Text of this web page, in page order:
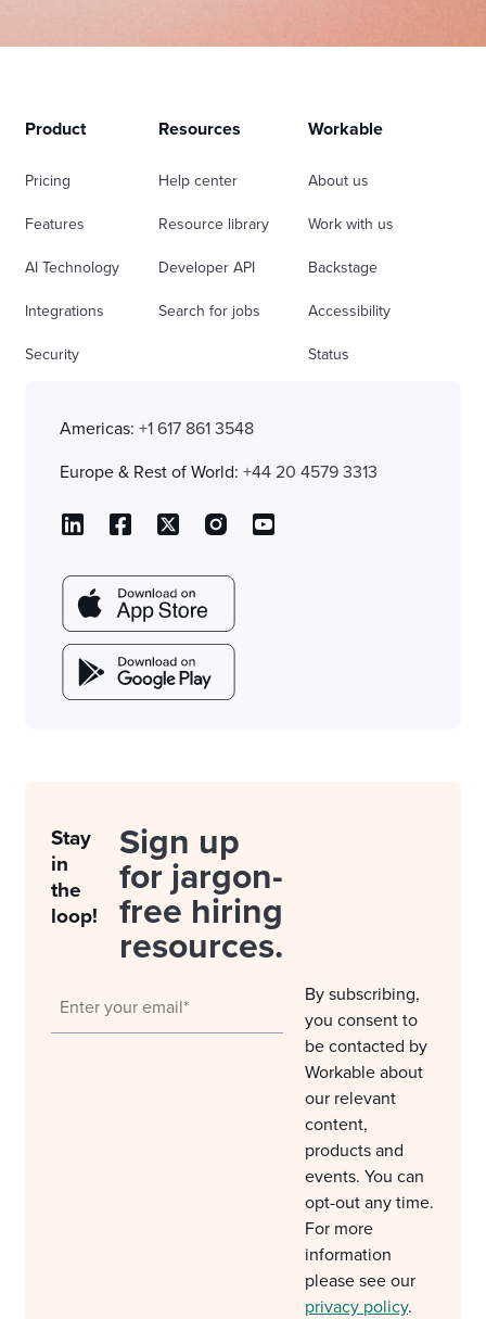
Product
Pricing
Features
AI Technology
Integrations
Security
Resources
Help center
Resource library
Developer API
Search for jobs
Workable
About us
Work with us
Backstage
Accessibility
Status
Americas: +1 617 861 3548
Europe & Rest of World: +44 20 4579 3313
Stay
in
the
loop!
Sign up
for jargon-
free hiring
resources.
By subscribing,
you consent to
be contacted by
Workable about
our relevant
content,
products and
events. You can
opt-out any time.
For more
information
please see our
privacy policy.